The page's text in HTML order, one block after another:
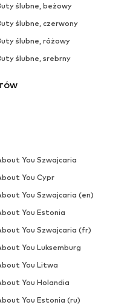
ślubne, beżowy
ślubne, czerwony
ślubne, różowy
ślubne, srebrny
You Szwajcaria
You Cypr
You Szwajcaria (en)
You Estonia
You Szwajcaria (fr)
You Luksemburg
You Litwa
You Holandia
You Estonia (ru)